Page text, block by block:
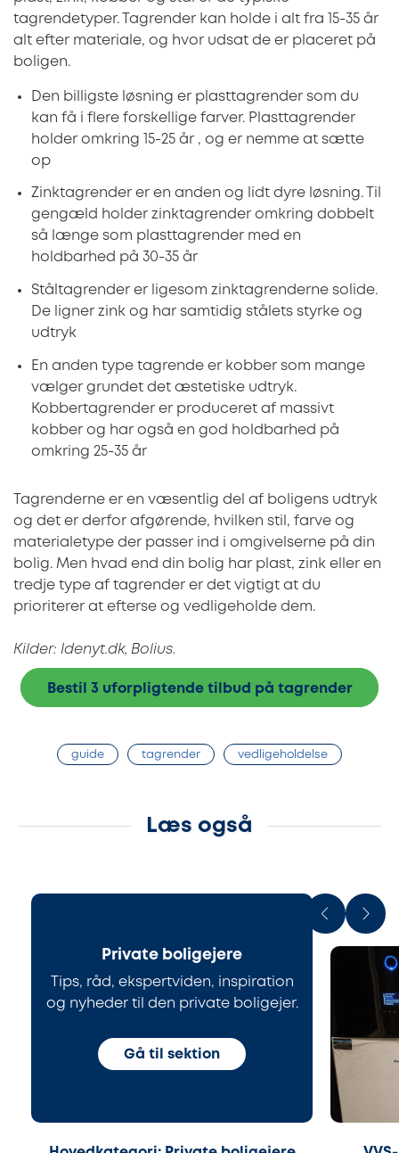
tagrendetyper. Tagrender kan holde i alt fra 15-35 år
alt efter materiale, og hvor udsat de er placeret på
boligen.
Den billigste løsning er plasttagrender som du
kan få i flere forskellige farver. Plasttagrender
holder omkring 15-25 år , og er nemme at sætte
op
Zinktagrender er en anden og lidt dyre løsning. Til
gengæld holder zinktagrender omkring dobbelt
så længe som plasttagrender med en
holdbarhed på 30-35 år
Ståltagrender er ligesom zinktagrenderne solide.
De ligner zink og har samtidig stålets styrke og
udtryk
En anden type tagrende er kobber som mange
vælger grundet det æstetiske udtryk.
Kobbertagrender er produceret af massivt
kobber og har også en god holdbarhed på
omkring 25-35 år
Tagrenderne er en væsentlig del af boligens udtryk
og det er derfor afgørende, hvilken stil, farve og
materialetype der passer ind i omgivelserne på din
bolig. Men hvad end din bolig har plast, zink eller en
tredje type af tagrender er det vigtigt at du
prioriterer at efterse og vedligeholde dem.
Kilder: Idenyt.dk, Bolius.
Bestil 3 uforpligtende tilbud på tagrender
guide tagrender vedligeholdelse
Læs også
Private boligejere
Tips, råd, ekspertviden, inspiration
og nyheder til den private boligejer.
Gå til sektion